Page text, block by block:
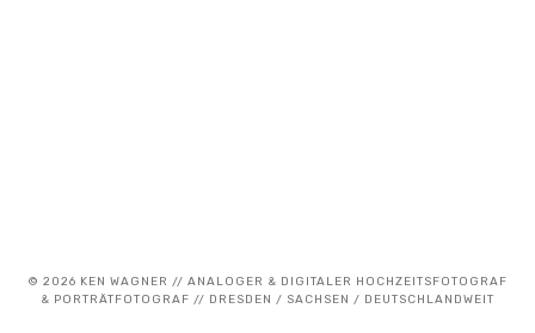
© 2026 KEN WAGNER // ANALOGER & DIGITALER HOCHZEITSFOTOGRAF
& PORTRÄTFOTOGRAF // DRESDEN / SACHSEN / DEUTSCHLANDWEIT